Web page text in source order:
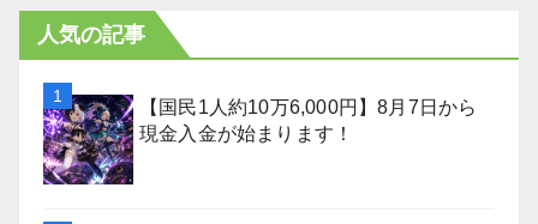
人気の記事
【国民1人約10万6,000円】8月7日から
現金入金が始まります！